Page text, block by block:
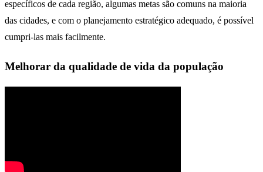
específicos de cada região, algumas metas são comuns na maioria
das cidades, e com o planejamento estratégico adequado, é possível
cumpri-las mais facilmente.
Melhorar da qualidade de vida da população